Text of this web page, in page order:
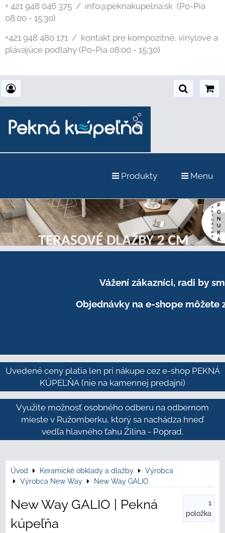
+ 421 948 046 375 / info@peknakupelna.sk (Po-Pia
08:00 - 15:30)
+421 948 480 171 / kontakt pre kompozitné, vinylové a
plávajúce podlahy (Po-Pia 08:00 - 15:30)
Produkty Menu
Vážení zákazníci, radi by
Objednávky na e-shope môžete
Uvedené ceny platia len pri nákupe cez e-shop PEKNÁ
KÚPEĽŇA (nie na kamennej predajni)
Využite možnosť osobného odberu na odbernom
mieste v Ružomberku, ktorý sa nachádza hneď
vedľa hlavného ťahu Žilina - Poprad.
Úvod Keramické obklady a dlažby
Výrobca
Výrobca New Way
New Way GALIO
New Way GALIO | Pekná
kúpeľňa
1
položka